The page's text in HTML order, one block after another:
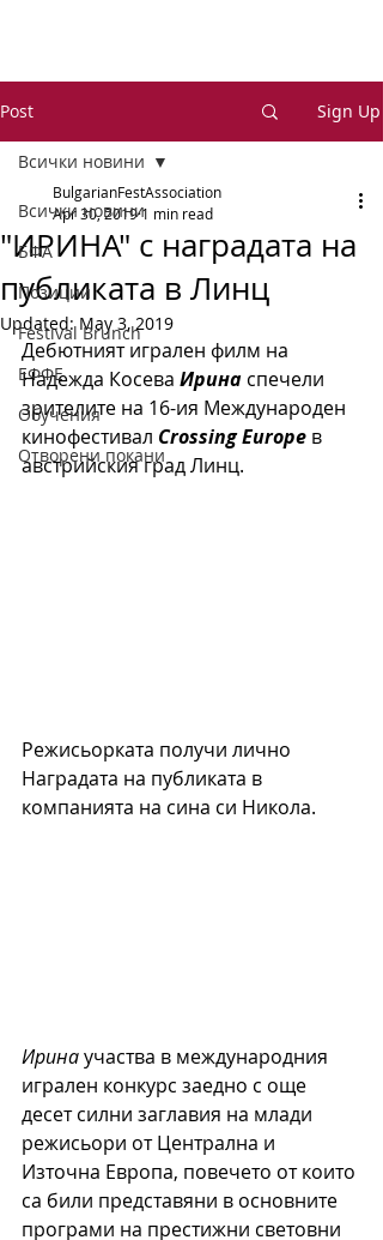
Post Sign Up
Всички новини
БФА
Позиции
Festival Brunch
ЕФФЕ
Обучения
Отворени покани
Всички новини
"ИРИНА" с наградата на
публиката в Линц
BulgarianFestAssociation
Apr 30, 20191 min read
Updated:May 3, 2019
Дебютният игрален филм на
Надежда Косева Ирина спечели
зрителите на 16-ия Международен
кинофестивал Crossing Europe в
австрийския град Линц.
Режисьорката получи лично
Наградата на публиката в
компанията на сина си Никола.
Ирина участва в международния
игрален конкурс заедно с още
десет силни заглавия на млади
режисьори от Централна и
Източна Европа, повечето от които
са били представяни в основните
програми на престижни световни